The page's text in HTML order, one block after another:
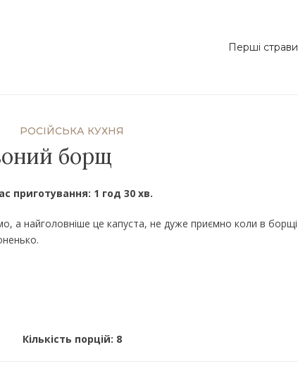
Перші страви
РОСІЙСЬКА КУХНЯ
борщ
приготування: 1 год 30 хв.
а найголовніше це капуста, не дуже приємно коли в борщі
Кількість порцій: 8